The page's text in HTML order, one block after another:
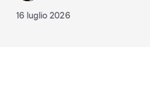
16 luglio 2026